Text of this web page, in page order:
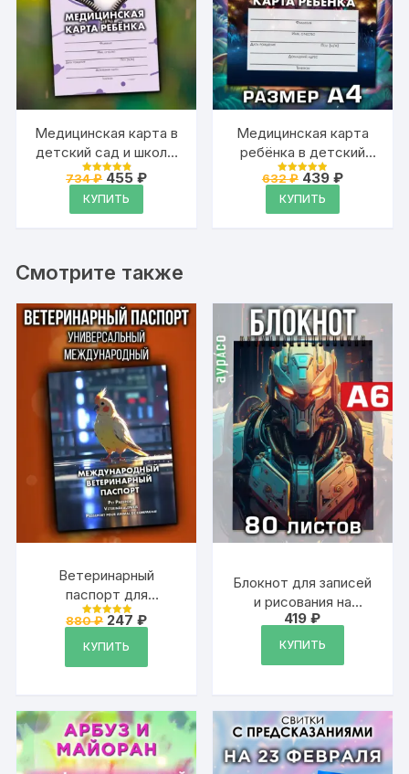
Медицинская карта в
детский сад и школу,
формат А5
Оценка
из 5
734₽Первоначальная
цена
составляла
734 ₽.
455₽Текущая
КУПИТЬ
Медицинская карта
ребёнка в детский
сад и школу большая,
А4
Оценка
из 5
632₽Первоначальная
цена
составляла
632 ₽.
439 ₽Текущая
КУПИТЬ
Смотрите также
Ветеринарный
паспорт для
попугаев
международный
Оценка
из 5
880₽ Первоначальная
составляла
247₽Текущая
цена:
КУПИТЬ
Блокнот для записей
и рисования на
спирали, А6, 80
листов
419₽
КУПИТЬ